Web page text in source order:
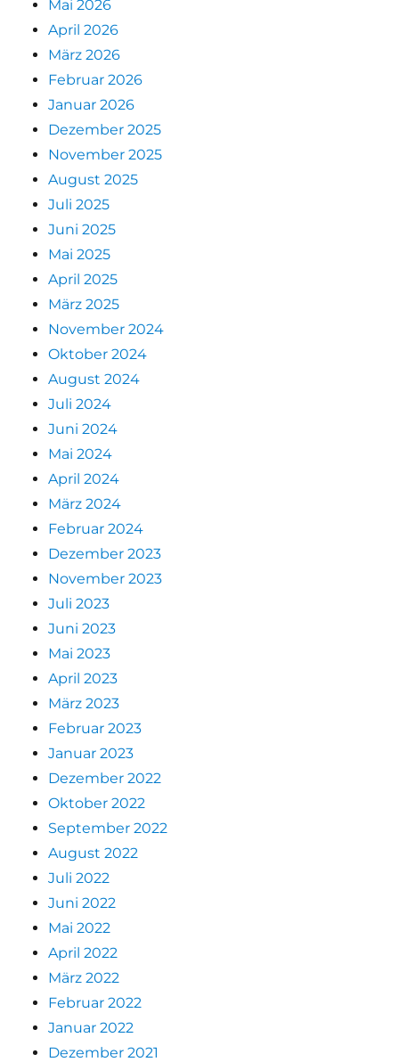
Mai 2026
April 2026
März 2026
Februar 2026
Januar 2026
Dezember 2025
November 2025
August 2025
Juli 2025
Juni 2025
Mai 2025
April 2025
März 2025
November 2024
Oktober 2024
August 2024
Juli 2024
Juni 2024
Mai 2024
April 2024
März 2024
Februar 2024
Dezember 2023
November 2023
Juli 2023
Juni 2023
Mai 2023
April 2023
März 2023
Februar 2023
Januar 2023
Dezember 2022
Oktober 2022
September 2022
August 2022
Juli 2022
Juni 2022
Mai 2022
April 2022
März 2022
Februar 2022
Januar 2022
Dezember 2021